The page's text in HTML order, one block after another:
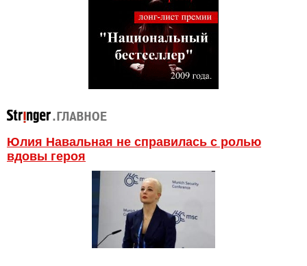
Юлия Навальная не справилась с ролью
вдовы героя